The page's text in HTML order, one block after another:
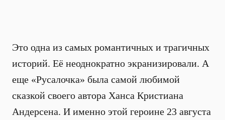
Это одна из самых романтичных и трагичных
историй. Её неоднократно экранизировали. А
еще «Русалочка» была самой любимой
сказкой своего автора Ханса Кристиана
Андерсена. И именно этой героине 23 августа